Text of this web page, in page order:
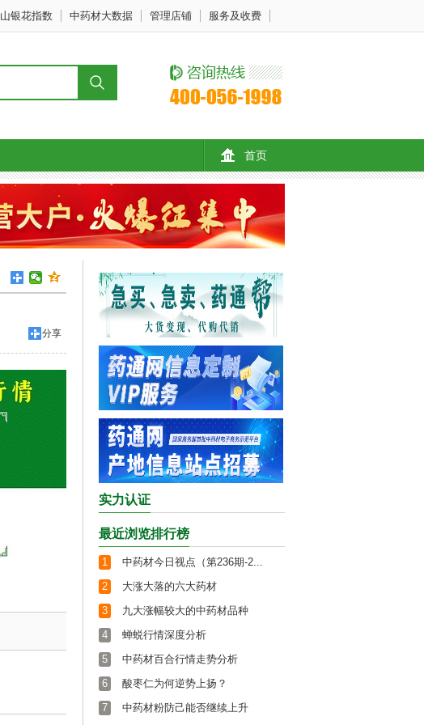
山银花指数 中药材大数据 管理店铺 服务及收费
首页
分享
实力认证
最近浏览排行榜
1
中药材今日视点（第236期-2...
2
大涨大落的六大药材
3
九大涨幅较大的中药材品种
4
蝉蜕行情深度分析
5
中药材百合行情走势分析
6
酸枣仁为何逆势上扬？
7
中药材粉防己能否继续上升